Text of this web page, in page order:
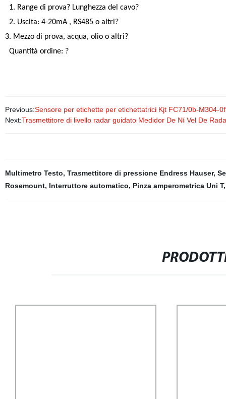
1. Range di prova? Lunghezza del cavo?
2. Uscita: 4-20mA , RS485 o altri?
3. Mezzo di prova, acqua, olio o altri?
Quantità ordine: ?
Previous:Sensore per etichette per etichettatrici Kjt FC71/0b-M304-0f
Next:Trasmettitore di livello radar guidato Medidor De Ní Vel De
Multimetro Testo, Trasmettitore di pressione Endress Hauser,
Rosemount, Interruttore automatico, Pinza amperometrica Uni T